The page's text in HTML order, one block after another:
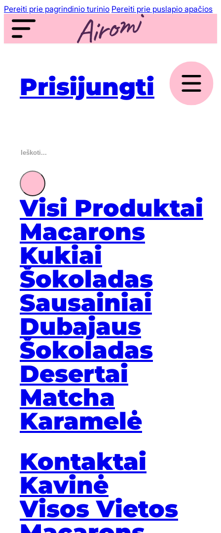
Pereiti prie pagrindinio turinio Pereiti prie puslapio apačios
Prisijungti
Ieškoti
Visi Produktai
Macarons
Kukiai
Šokoladas
Sausainiai
Dubajaus
Šokoladas
Desertai
Matcha
Karamelė
Kontaktai
Kavinė
Visos Vietos